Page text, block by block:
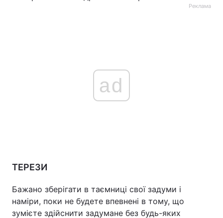
Реклама
ad
ТЕРЕЗИ
Бажано зберігати в таємниці свої задуми і
наміри, поки не будете впевнені в тому, що
зумієте здійснити задумане без будь-яких